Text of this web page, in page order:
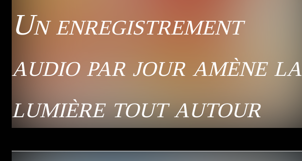
Un enregistrement
audio par jour amène la
lumière tout autour